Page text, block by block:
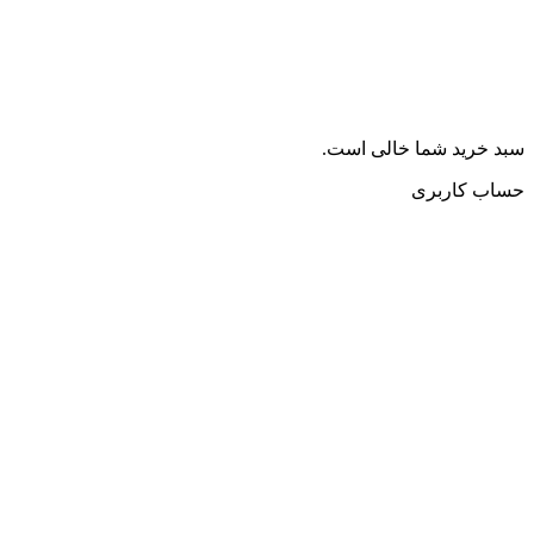
سبد خرید شما خالی است.
حساب کاربری